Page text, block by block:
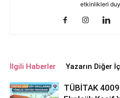
etkinlikleri
İlgili Haberler Yazarın Diğer
TÜBİTAK